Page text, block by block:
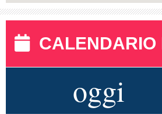
CALENDARIO
oggi